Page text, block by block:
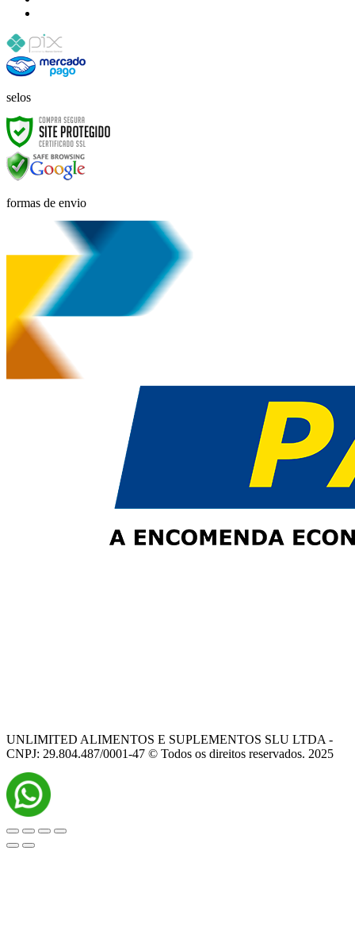
selos
formas de envio
UNLIMITED ALIMENTOS E SUPLEMENTOS SLU LTDA -
CNPJ: 29.804.487/0001-47 © Todos os direitos reservados. 2025